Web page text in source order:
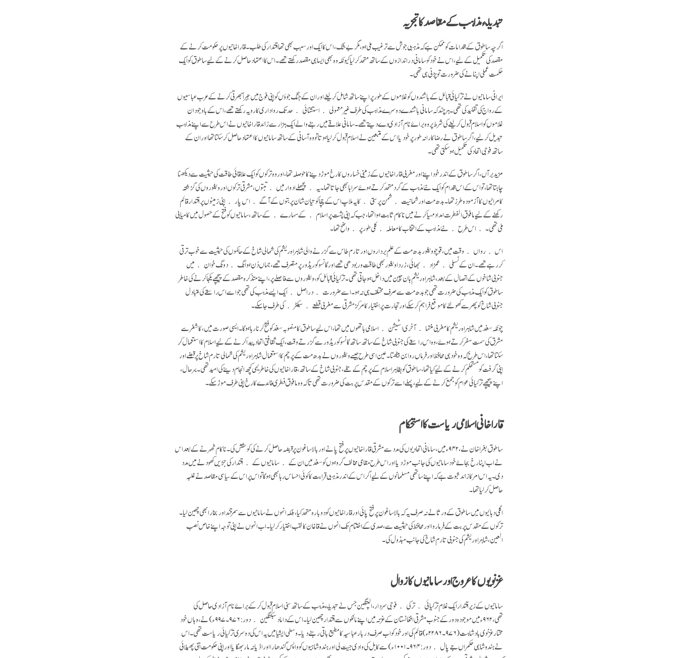
تبدیلئ مذاہب کے مقاصد کا تجزیہ
اگرچہ ساطوق کے اقدامات کو ممکن ہے کہ مذہبی جوش سے ترغیب ملی ہو، مگر بے شک، اس کا ایک اور سبب بھی تھا اقتدار کی طلب۔ قاراخانیوں پر حکومت کرنے کے
مقصد کی تکمیل کے لیے، اس نے خود کو سامانی دراندازوں کے ساتھ متحد کرلیا کیونکہ وہ بھی ایسا ہی مقصد رکھتے تھے۔ اس کا اعتماد حاصل کرنے کے لیے ساطوق کو ایک
حکمت عملی اپنانے کی ضرورت تو پڑنی ہی تھی۔
ایرانی سامانیوں نے ترکیائی قبائل کے باشندوں کو غلاموں کے طور پر اپنے ساتھ شامل کر لینے اور ان کے جنگ جوؤں کو اپنی فوج میں جبراً بھرتی کرنے کے عرب عباسیوں
کے رواج کی تقلید کی تھی۔ ہر چند کہ سامانی باشندے دوسرے مذاہب کی طرف غیرمعمولی ﴿استشنائی﴾ حد تک رواداری کا رویہ رکھتے تھے، اس کے باوجود ان
غلاموں کو اسلام قبول کر لینے کی شرط پر وہ برائے نام آزادی دے دیتے تھے۔ سامانی علاقے میں رہنے والے ایک ہزار سے زائد قاراخانیوں نے اس طرح سے اپنے مذاہب
تبدیل کرلیے، اگر ساطوق نے رضاکارانہ طور پر خود یا اس کے متبعین نے اسلام قبول کرلیا ہوتا تو وہ آسانی کے ساتھ سامانیوں کا اعتماد حاصل کرسکتا تھا اور ان کے
ساتھ فوجی اتحاد کی تکمیل ہوسکتی تھی۔
مزید برآں، اگر ساطوق کے اندر خود اپنے اور مغربی قاراخانیوں کے زمینی خساروں کا رخ موڑ دینے کا حوصلہ تھا، اور وہ ترکوں کو ایک علاقائی طاقت کی حیثیت سے دیکھنا
چاہتا تھا، تو اس کے اس اقدام کو ایک نئے مذہب کے گرد متحد کرتے ہوئے سراہا بھی جاتا تھا۔ یہ ﴿پچھلے ادوار میں﴾ تبتوں، مشرقی ترکوں اور ویغوروں کی گزشتہ
کامرانیوں کا آزمودہ طرز تھا۔ بدھ مت اور شمانیت ﴿شمن پرستی﴾ کا یہ ملاپ اس کے چچا کو تیان شان پربتوں کے آگے ﴿اس پار﴾ اپنی زمینوں پر اقتدار قائم
رکھنے کے لیے مافوق الفطرت امداد مہیا کرنے میں ناکام ثابت ہوا تھا، جب کہ اپنی پشت پر اسلام ﴿کے سہارے﴾ کے ساتھ، سامانیوں کو فتح کے حصول میں کامیابی
ملی تھی۔ ﴿اس طرح﴾ نئے مذاہب کے انتخاب کا معاملہ ﴿کلی طور پر﴾ واضح تھا۔
اس ﴿رواں﴾ وقت میں، قوچو ویغور بدھ مت کے علم برداروں اور تارم طاس سے گزرنے والی شاہراہ ریشم کی شمالی شاخ کے حاکموں کی حیثیت سے خوب ترقی
کر رہے تھے۔ ان کے نسلی ﴿عمزاد﴾ بھائی، زرد اویغور بھی طاقت ور بودھی تھے اور گانسو کوریڈور پر متصرف تھے، جہاں دُن ہوانگ ﴿دونگ خوان﴾ میں
جنوبی شاخوں کے اتصال کے بعد، شاہراہ ریشم ہان چین میں داخل ہو جاتی تھی۔ ترکیائی قبائل کو، ویغوروں سے فاصلے پر، اپنے متذکرہ مقصد کے پیچھے یکجا کرنے کی خاطر
ساطوق کو ایک مذہب کی ضرورت تھی جو بدھ مت سے صرف مختلف ہی نہ ہو۔ اسے ضرورت ﴿دراصل﴾ ایک ایسے مذہب کی تھی جو اسے اس راستے کی متبادل
جنوبی شاخ کو پھر سے کھولنے کا موقع فراہم کرسکے اور تجارت پر اختیار کا مرکز مشرقی سے مغربی قطعے ﴿سیکٹر﴾ کی طرف جا سکے۔
چونکہ سغد میں شاہراہ ریشم کا مغربی منتہا ﴿آخری اسٹیشن﴾ اسلامی ہاتھوں میں تھا، اس لیے ساطوق کا منصوبہ سغد کو فتح کرنا رہا ہوگا۔ ایسی صورت میں، کاشغر سے
مشرق کی سمت سفر کرتے ہوئے، وہ اس راستے کی جنوبی شاخ کے ساتھ ساتھ گانسو کوریڈور سے گزرتے وقت، ایک ثقافتی اتحاد پیدا کرنے کے لیے اسلام کا استعمال کر
سکتا تھا، اس طرح کہ وہ خود ہی محافظ اور فرماں روا بن بیٹھتا۔ عین اسی طرح جیسے ویغوروں نے بدھ مت کے پرچم کا استعمال شاہراہ ریشم کی شمالی تارم شاخ پر قبضے اور
اپنی گرفت کو مستحکم کرنے کے لیے کیا تھا، ساطوق کو بظاہر اسلام کے پرچم کے تلے، جنوبی شاخ کے ساتھ، قاراخانیوں کی خاطر یہی کچھ انجام دینے کی امید تھی۔ بہر حال،
اپنے پیچھے ترکیائی عوام کو جمع کرنے کے لیے، پہلے اسے ترکوں کے مقدس پربت کی ضرورت تھی تا کہ وہ مافوق فطری فائدے کا رخ اپنی طرف موڑ سکے۔
قاراخانی اسلامی ریاست کا استحکام
ساطوق بغرا خان نے، ۹۴۲ء میں، سامانی اتحادیوں کی مدد سے مشرقی قاراخانیوں پر فتح پانے اور بالاساغون پر قبضہ حاصل کرنے کی کوشش کی۔ ناکام ٹھہرنے کے بعد اس
نے اب اپنا رخ بجائے خود سامانیوں کی جانب موڑ دیا اور اس طرح مقامی مخالف گروہوں کو سغد میں ان کے ﴿سامانیوں کے﴾ اقتدار کی جڑیں کھودنے میں مدد
دی۔ یہ اس امر کا زائد ثبوت ہے کہ اپنے ساتھی مسلمانوں کے لیے اگر اس کے اندر مذہبی قرابت کا کوئی احساس رہا بھی ہوگا تو اس پر اس کے سیاسی مقاصد نے غلبہ
حاصل کر لیا تھا۔
اگلی دہائیوں میں ساطوق کے ورثا نے نہ صرف یہ کہ بالاساغون پر فتح پائی اور قاراخانیوں کو دوبارہ متحد کیا، بلکہ انہوں نے سامانیوں سے سمرقند اور بخارا بھی چھین لیا۔
ترکوں کے مقدس پربت کے فرماروا اور محافظ کی حیثیت سے، صدی کے اختتام تک انہوں نے قاغان کا لقب اختیار کر لیا۔ اب انہوں نے اپنی توجہ اپنے خاص نصب
العین، شاہراہ ریشم کی جنوبی تارم شاخ کی جانب مبذول کی۔
غزنویوں کا عروج اور سامانیوں کا زوال
سامانیوں کے زیر اقتدار ایک غلام ترکیائی ﴿ترکی﴾ فوجی سردار، الپتگین جس نے تبدیلئ مذہب کے ساتھ سنی اسلام قبول کر کے برائے نام آزادی حاصل کی
تھی، ۹۶۲ء میں موجودہ دور کے جنوب مشرقی افغانستان کے غزنہ میں اپنے مالکوں سے اقتدار چھین لیا۔ اس کے داماد سبکتگین ﴿دور:۹۷۶۔۹۹۷ء) نے، وہاں خود
مختارغزنوی بادشاہت (۹۷۶۔۲۲۸۶ء) قائم کی اور خود کو اب صرف دربار عباسیہ کا مطیع باقی رہنے دیا۔ وسطی ایشیا میں یہ اس کی دوسری ترکیائی ریاست تھی۔ اس
نے ہندو شاہی حکمراں جے پال ﴿دور:۹۶۴۔۱۰۰۱ء) سے کابل کی وادی جیت لی اور ہندو شاہیوں کو واپس گندھارا اور اڈیانہ مار بھگایا اور اپنی حکومت اتنی پھیلائی